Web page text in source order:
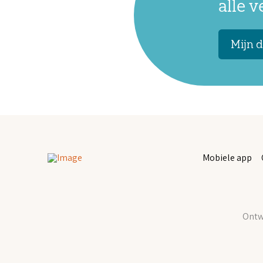
alle
Mijn
Mobiele app